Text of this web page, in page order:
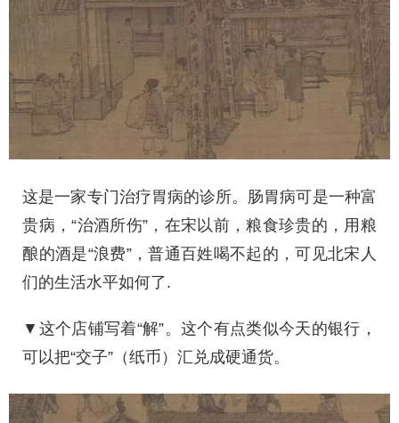
这是一家专门治疗胃病的诊所。肠胃病可是一种富
贵病，“治酒所伤”，在宋以前，粮食珍贵的，用粮
酿的酒是“浪费”，普通百姓喝不起的，可见北宋人
们的生活水平如何了.
▼这个店铺写着“解”。这个有点类似今天的银行，
可以把“交子”（纸币）汇兑成硬通货。